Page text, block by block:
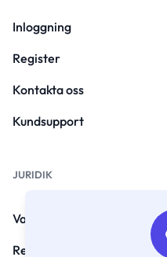
Inloggning
Register
Kontakta oss
Kundsupport
JURIDIK
Vanliga frågor
Regler och villkor